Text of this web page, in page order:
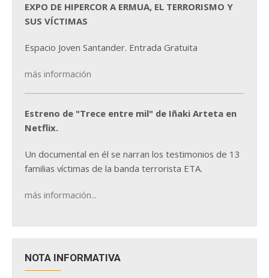
EXPO DE HIPERCOR A ERMUA, EL TERRORISMO Y
SUS VÍCTIMAS
Espacio Joven Santander. Entrada Gratuita
más información
Estreno de "Trece entre mil" de Iñaki Arteta en
Netflix.
Un documental en él se narran los testimonios de 13
familias víctimas de la banda terrorista ETA.
más información...
NOTA INFORMATIVA